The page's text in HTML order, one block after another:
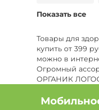
Бренд KOREAN
Бренд Корень
Бренд ПАРАФАРМ
Бренд СИЛА
Бренд Vivaton
Показать все
Товары для
купить от 399
можно в
Огромный
ОРГАНИК